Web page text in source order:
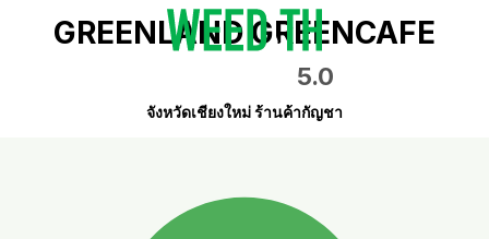
GREENLAND GREENCAFE
5.0
จังหวัดเชียงใหม่ ร้านค้ากัญชา